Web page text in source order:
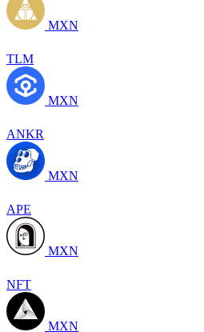
MXN
TLM
MXN
ANKR
MXN
APE
MXN
NFT
MXN